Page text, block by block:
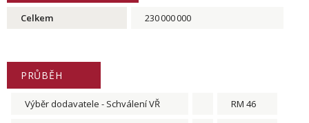
Celkem 230 000 000
PRŮBĚH
Výběr dodavatele - Schválení VŘ RM 46